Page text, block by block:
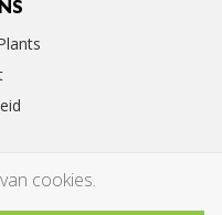
cookies.